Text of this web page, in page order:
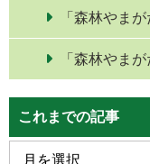
「森林やまが
「森林やま
これまでの記事